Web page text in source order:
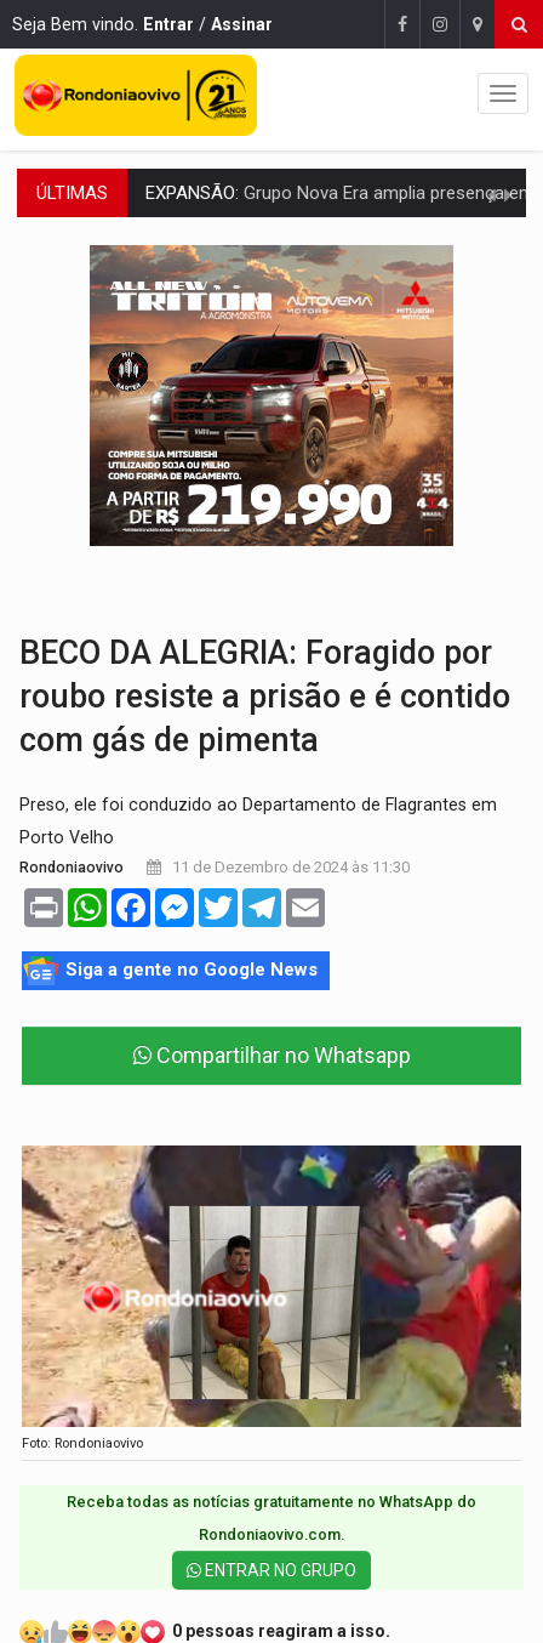
Seja Bem vindo. Entrar / Assinar
ÚLTIMAS ROTA GLOBAL:PCC amplia presença internacional e transforma Brasil em
CONEXÃO RONDONIAOVIVO:Museólogo Antônio Ocampo conduz a história de
EXTENSÃO DE DANOS: Ferroviários pedem ao Iphan recuperação de área
VARIANDO O CARDÁPIO:Veja essa receita de carne assada para o
PREJUÍZO AOS ESTUDANTES:Greve dos professores em PVH é
POSSESSÃO DE DEBORAH LOGAN:Terror mistura mistério e filmagens
TRANSPARÊNCIA: TCE reúne candidatos ao Governo e apresenta
ELAS DECIDEM:Mulheres são maioria e representam 52% do eleitorado de
BECO DA ALEGRIA: Foragido por
roubo resiste a prisão e é contido
com gás de pimenta
Preso, ele foi conduzido ao Departamento de Flagrantes em
Porto Velho
Rondoniaovivo 11 de Dezembro de 2024 às 11:30
Print WhatsAppFacebookMessenger
TwitterTelegram
Siga a gente no Google News
Compartilhar no Whatsapp
Foto: Rondoniaovivo
Receba todas as notícias gratuitamente no WhatsApp do
Rondoniaovivo.com.​
ENTRAR NO GRUPO
0 pessoas reagiram a isso.